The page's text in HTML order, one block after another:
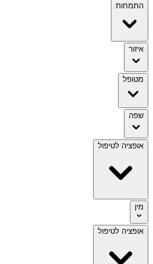
התמחות
איזור
מטופל
שפה
אופציה לטיפול
מין
אופציה לטיפול